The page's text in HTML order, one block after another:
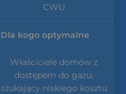
CWU
Dla kogo optymalne
Właściciele domów z
dostępem do gazu,
szukający niskiego kosztu